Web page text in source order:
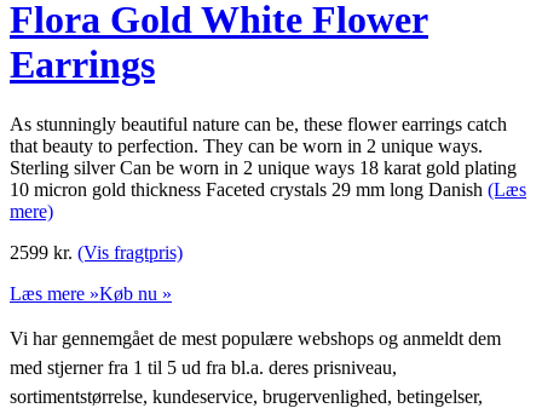
Flora Gold White Flower
Earrings
As stunningly beautiful nature can be, these flower earrings catch
that beauty to perfection. They can be worn in 2 unique ways.
Sterling silver Can be worn in 2 unique ways 18 karat gold plating
10 micron gold thickness Faceted crystals 29 mm long Danish (Læs
mere)
2599 kr. (Vis fragtpris)
Læs mere »Køb nu »
Vi har gennemgået de mest populære webshops og anmeldt dem
med stjerner fra 1 til 5 ud fra bl.a. deres prisniveau,
sortimentstørrelse, kundeservice, brugervenlighed, betingelser,